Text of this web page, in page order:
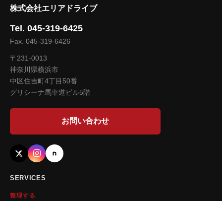
株式会社エリアドライブ
Tel. 045-319-6425
Fax. 045-319-6426
〒231-0013
神奈川県横浜市
中区住吉町4丁目50番
グリシーナ馬車道ビル5階
お問い合わせ
SERVICES
整理する